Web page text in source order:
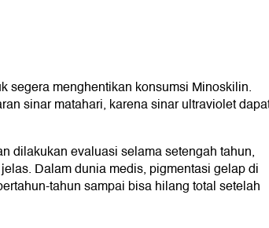
segera menghentikan konsumsi Minoskilin.
sinar matahari, karena sinar ultraviolet
dilakukan evaluasi selama setengah tahun,
Dalam dunia medis, pigmentasi gelap di
tahun sampai bisa hilang total setelah